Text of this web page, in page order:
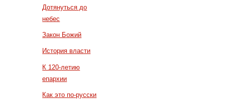
Дотянуться до
небес
Закон Божий
История власти
К 120-летию
епархии
Как это по-русски